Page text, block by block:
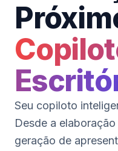
Seu copiloto
Desde a
geração de